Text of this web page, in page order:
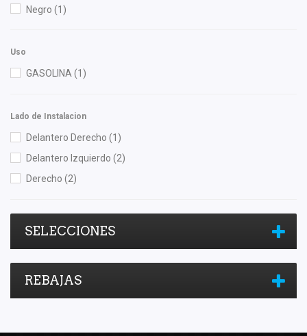
Negro (1)
Uso
GASOLINA(1)
Lado de Instalacion
Delantero Derecho (1)
Delantero Izquierdo (2)
Derecho (2)
SELECCIONES
REBAJAS